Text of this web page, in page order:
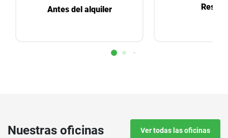
Antes del alquiler
Nuestras oficinas Ver todas las oficinas